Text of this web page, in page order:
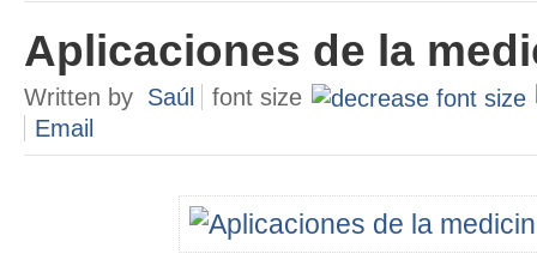
Aplicaciones de la
Written by Saúl
font size
Email